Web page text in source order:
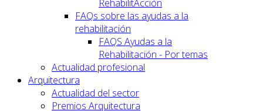
RehabilitAcción
FAQs sobre las ayudas a la
rehabilitación
FAQS Ayudas a la
Rehabilitación - Por temas
Actualidad profesional
Arquitectura
Actualidad del sector
Premios Arquitectura